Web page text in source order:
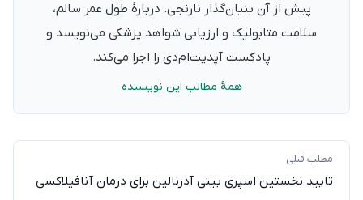
پیش از آن بنیان‌گذار نارنجی. دربارهٔ طول عمر سالم،
سلامت متابولیک و ارزیابی شواهد پزشکی می‌نویسد و
پادکست آپدیت‌ام‌دی را اجرا می‌کند.
همهٔ مطالب این نویسنده
مطلب قبلی
تایید نخستین اسپری بینی آدرنالین برای درمان آنافیلاکسی